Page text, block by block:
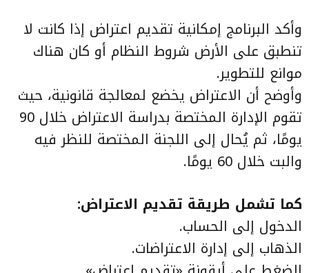
وأكد البرنامج إمكانية تقديم اعتراض إذا كانت لا
تنطبق على الأرض شروط النظام أو كان هناك
موانع للتطوير.
وأوضح أن الاعتراض يخضع لمعالجة قانونية، حيث
تقوم الإدارة المختصة بدراسة الاعتراض خلال 90
يومًا، ثم يُحال إلى اللجنة المختصة للنظر فيه
والبت خلال 60 يومًا.
كما تشمل طريقة تقديم الاعتراض:
الدخول إلى الحساب.
الذهاب إلى إدارة الاعتراضات.